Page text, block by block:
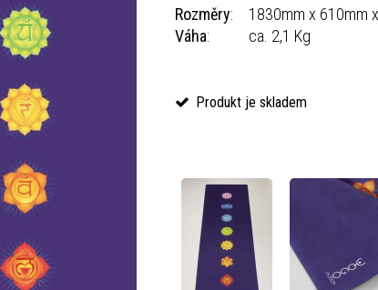
Rozměry:
1830mm x 610mm
Váha: ca. 2,1 Kg
Produkt je skladem